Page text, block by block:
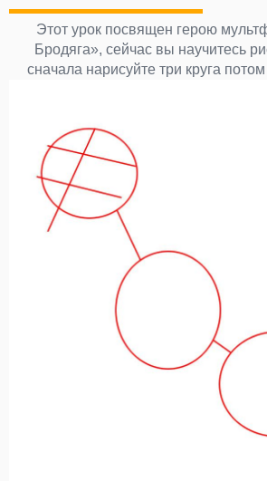
Этот урок посвящен герою
Бродяга», сейчас вы научитесь
сначала нарисуйте три круга